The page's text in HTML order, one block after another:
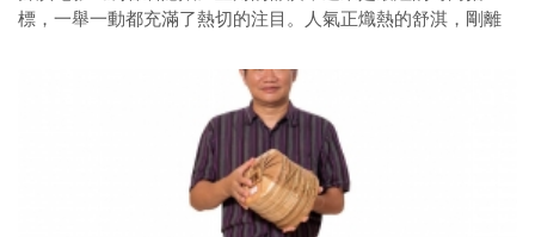
標，一舉一動都充滿了熱切的注目。人氣正熾熱的舒淇，剛離
台灣新時裝，藺編禮服。舒淇說，她要穿著這件藺草編織的禮
服，走金馬獎紅毯。究竟什麼是藺編？它，能拿來做禮服嗎？